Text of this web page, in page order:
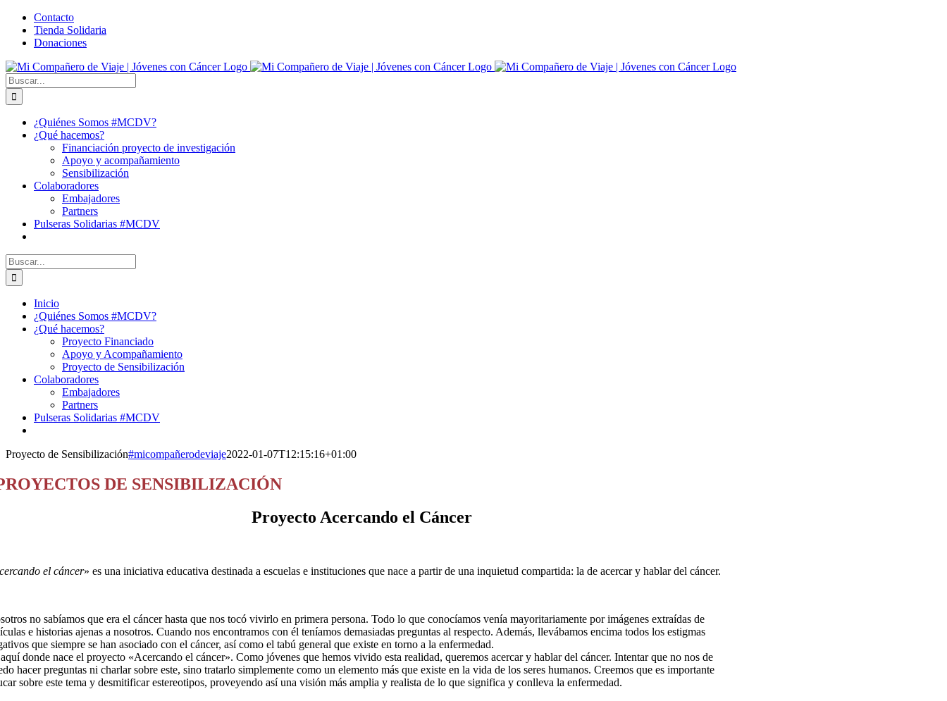
Saltar
contenido
Facebook
YouTube
Instagram
Correo
electrónico
WhatsAppContacto
Tienda Solidaria
Donaciones
Buscar:
¿Quiénes Somos #MCDV?
¿Qué hacemos?
Financiación proyecto de investigación
Apoyo y acompañamiento
Sensibilización
Colaboradores
Embajadores
Partners
Pulseras Solidarias #MCDV
Buscar:
Inicio
¿Quiénes Somos #MCDV?
¿Qué hacemos?
Proyecto Financiado
Apoyo y Acompañamiento
Proyecto de Sensibilización
Colaboradores
Embajadores
Partners
Pulseras Solidarias #MCDV
Proyecto de Sensibilización#micompañerodeviaje2022-01-07T12:15:16+01:00
DE SENSIBILIZACIÓN
Proyecto Acercando el Cáncer
el cáncer» es una iniciativa educativa destinada a escuelas e instituciones que nace a partir de una inquietud compartida: la de acercar y hablar del cáncer.
no sabíamos que era el cáncer hasta que nos tocó vivirlo en primera persona. Todo lo que conocíamos venía mayoritariamente por imágenes extraídas de
e historias ajenas a nosotros. Cuando nos encontramos con él teníamos demasiadas preguntas al respecto. Además, llevábamos encima todos los estigmas
que siempre se han asociado con el cáncer, así como el tabú general que existe en torno a la enfermedad.
donde nace el proyecto «Acercando el cáncer». Como jóvenes que hemos vivido esta realidad, queremos acercar y hablar del cáncer. Intentar que no nos de
hacer preguntas ni charlar sobre este, sino tratarlo simplemente como un elemento más que existe en la vida de los seres humanos. Creemos que es importante
sobre este tema y desmitificar estereotipos, proveyendo así una visión más amplia y realista de lo que significa y conlleva la enfermedad.